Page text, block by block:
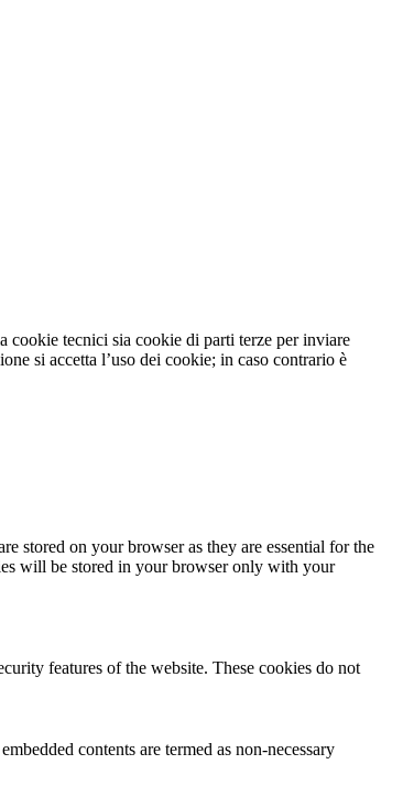
cookie tecnici sia cookie di parti terze per inviare
si accetta l’uso dei cookie; in caso contrario è
stored on your browser as they are essential for the
will be stored in your browser only with your
features of the website. These cookies do not
contents are termed as non-necessary